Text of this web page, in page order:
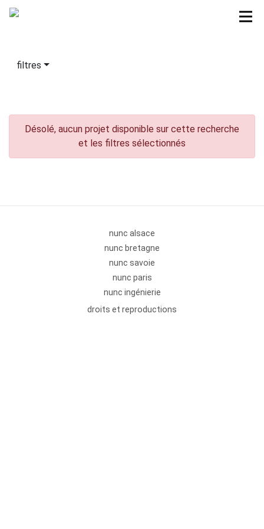
filtres
Désolé, aucun projet disponible sur cette recherche
et les filtres sélectionnés
nunc alsace
nunc bretagne
nunc savoie
nunc paris
nunc ingénierie
droits et reproductions